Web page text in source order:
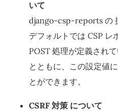
いて
django-csp-reports の
デフォルトでは CSP レ
POST 処理が定義され
とともに、この設定値
とができます。
CSRF 対策 について